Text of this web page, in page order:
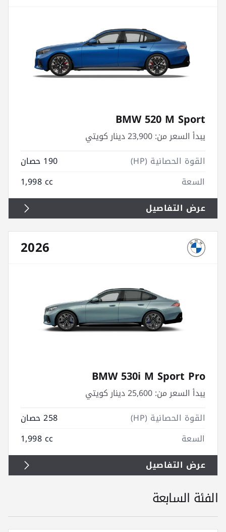
BMW 520 M Sport
يبدأ السعر من:
القوة الحصانية (HP)
190 حصان
السعة
1,998 cc
عرض التفاصيل
2026
BMW 530i M Sport Pro
يبدأ السعر من:
القوة الحصانية (HP)
258 حصان
السعة
1,998 cc
عرض التفاصيل
الفئة السابعة